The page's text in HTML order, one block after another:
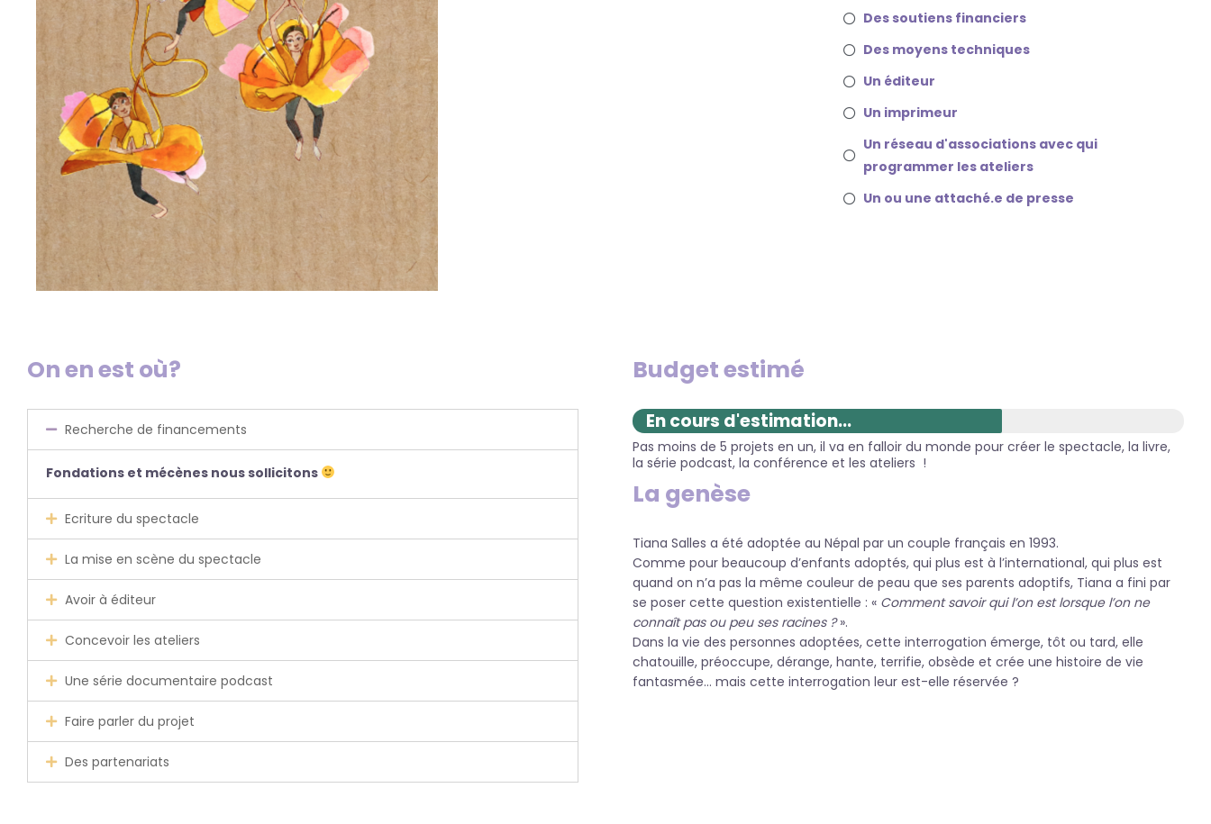
Des soutiens financiers
Des moyens techniques
Un éditeur
Un imprimeur
Un réseau d'associations avec qui
programmer les ateliers
Un ou une attaché.e de presse
On en est où?
Recherche de financements
Fondations et mécènes nous sollicitons
Ecriture du spectacle
La mise en scène du spectacle
Avoir à éditeur
Concevoir les ateliers
Une série documentaire podcast
Faire parler du projet
Des partenariats
Budget estimé
En cours d'estimation...
Pas moins de 5 projets en un, il va en falloir du monde pour créer le spectacle, la livre,
la série podcast, la conférence et les ateliers !
La genèse
Tiana Salles a été adoptée au Népal par un couple français en 1993.
Comme pour beaucoup d’enfants adoptés, qui plus est à l’international, qui plus est
quand on n’a pas la même couleur de peau que ses parents adoptifs, Tiana a fini par
se poser cette question existentielle : « Comment savoir qui l’on est lorsque l’on ne
connaît pas ou peu ses racines ?».
Dans la vie des personnes adoptées, cette interrogation émerge, tôt ou tard, elle
chatouille, préoccupe, dérange, hante, terrifie, obsède et crée une histoire de vie
fantasmée… mais cette interrogation leur est-elle réservée ?